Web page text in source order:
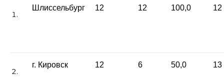
Шлиссельбург 12 12 100,0 12
г. Кировск 12 6 50,0 13